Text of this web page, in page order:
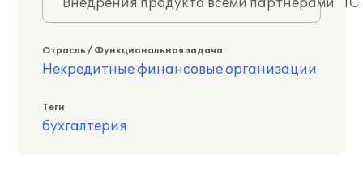
Внедрения продукта всеми партнерами
Отрасль / Функциональная задача
Некредитные финансовые организации
Теги
бухгалтерия